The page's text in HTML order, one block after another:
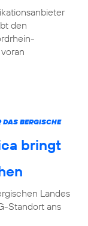
den
DAS BERGISCHE
bringt
Landes
Standort ans